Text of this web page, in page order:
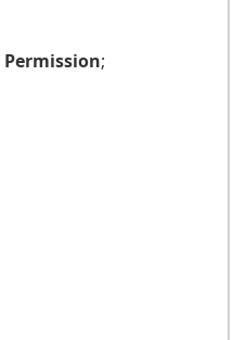
Permission;